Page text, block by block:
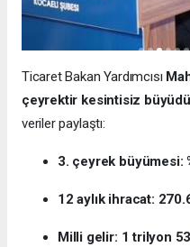
Ticaret Bakan Yardımcısı
çeyrektir kesintisiz
veriler paylaştı:
3. çeyrek büyümesi:
12 aylık ihracat:
Milli gelir: 1 trilyon